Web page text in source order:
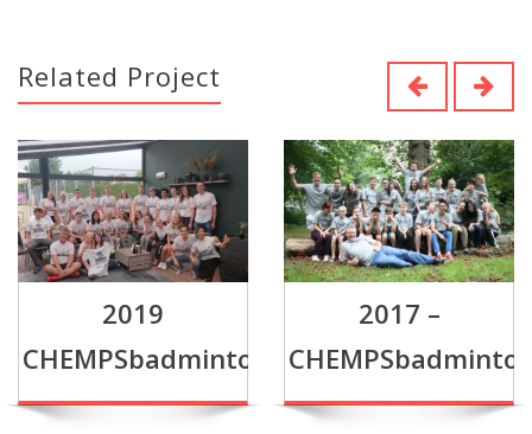
Related Project
2019
CHEMPSbadmintonkamp
2017 –